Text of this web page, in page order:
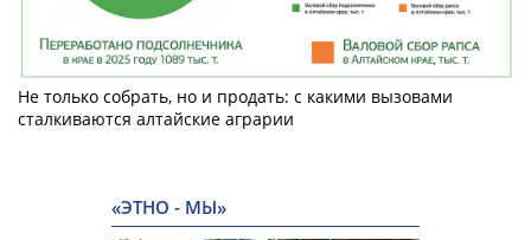
Не только собрать, но и продать: с какими вызовами
сталкиваются алтайские аграрии
«ЭТНО - МЫ»